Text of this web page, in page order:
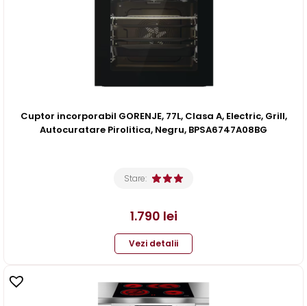
Cuptor incorporabil GORENJE, 77L, Clasa A, Electric, Grill,
Autocuratare Pirolitica, Negru, BPSA6747A08BG
Stare:
1.790 lei
Vezi detalii